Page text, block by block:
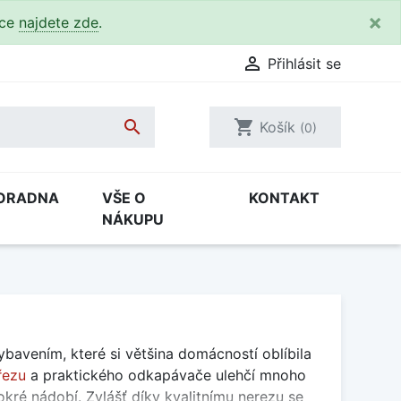
najdete zde. ×
 Přihlásit se
 shopping_cart Košík (0)
VŠE O
NÁKUPU
KONTAKT
které si většina domácností oblíbila
a praktického odkapávače ulehčí mnoho
nádobí. Zvlášť díky kvalitnímu nerezu se